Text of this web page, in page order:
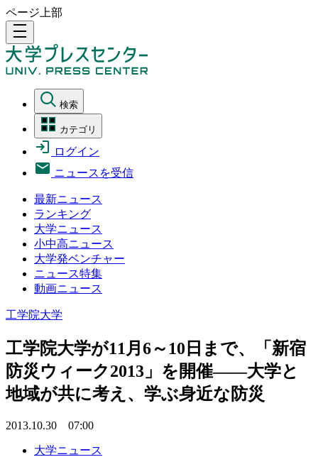
ページ上部
density_medium
検索
カテゴリ
ログイン
ニュースを受信
最新ニュース
ランキング
大学ニュース
小中高ニュース
大学発ベンチャー
ニュース特集
動画ニュース
工学院大学
工学院大学が11月6～10日まで、「新宿
防災ウィーク2013」を開催――大学と
地域が共に考え、学ぶ身近な防災
2013.10.30 07:00
大学ニュース